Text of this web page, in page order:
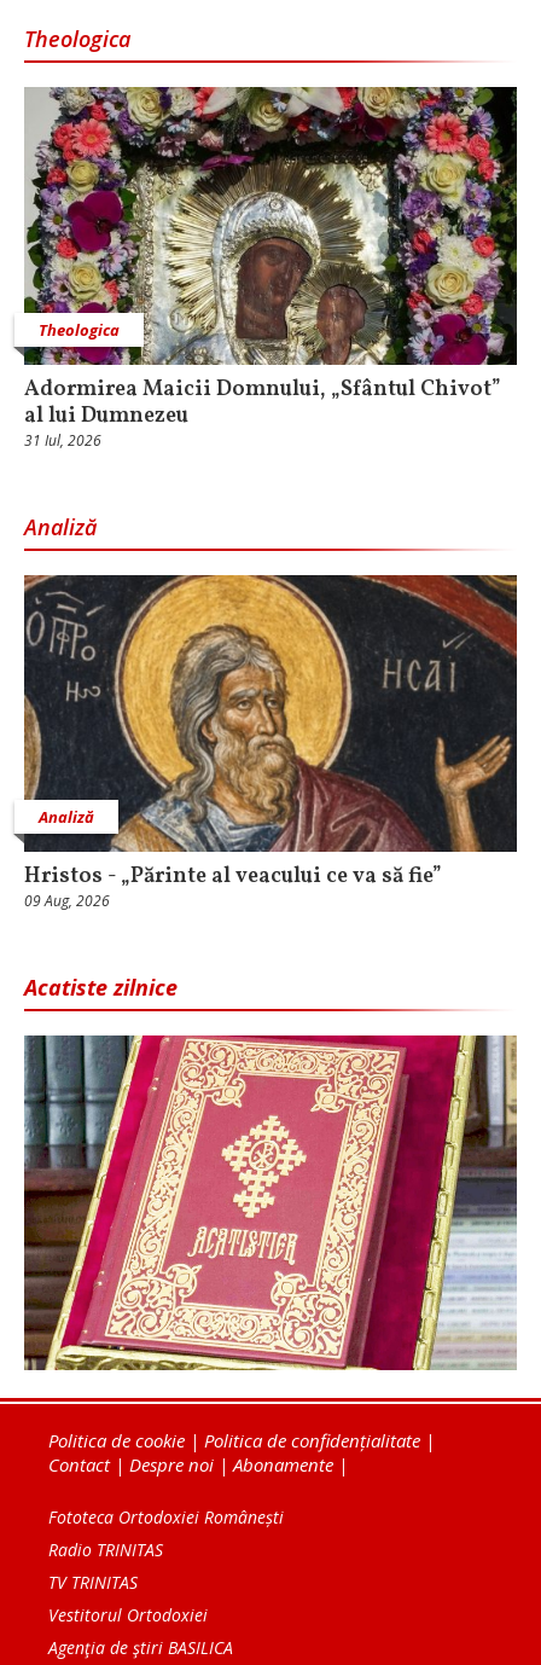
Theologica
Theologica
Adormirea Maicii Domnului, „Sfântul Chivot”
al lui Dumnezeu
31 Iul, 2026
Analiză
Analiză
Hristos - „Părinte al veacului ce va să fie”
09 Aug, 2026
Acatiste zilnice
Politica de cookie | Politica de confidențialitate |
Contact| Despre noi |Abonamente |
Fototeca Ortodoxiei Românești
Radio TRINITAS
TV TRINITAS
Vestitorul Ortodoxiei
Agenţia de ştiri BASILICA